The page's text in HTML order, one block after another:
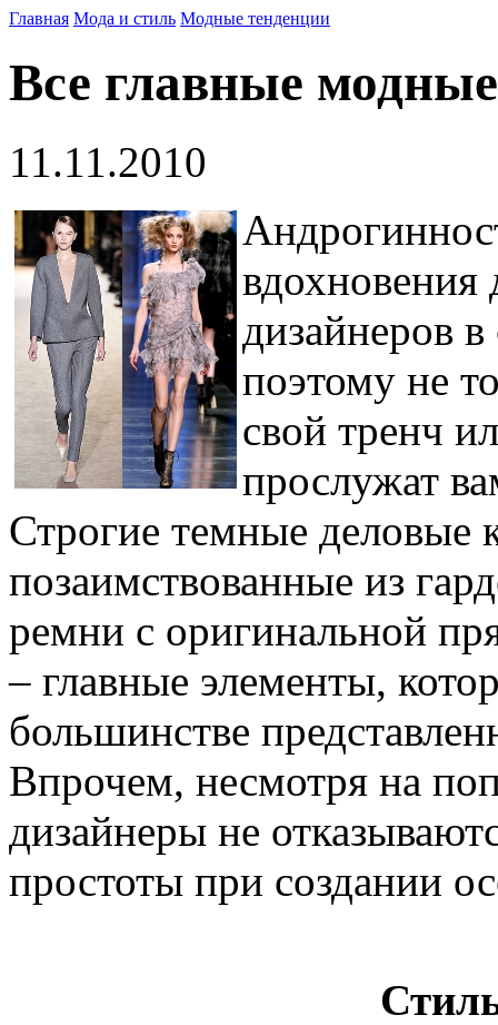
Главная Мода и стиль Модные тенденции
Все главные
11.11.2010
дизайнеров
поэтому не
свой тренч
прослужат
Строгие темные деловые
позаимствованные из
ремни с оригинальной
– главные элементы,
большинстве
Впрочем, несмотря на
дизайнеры не
простоты при создании